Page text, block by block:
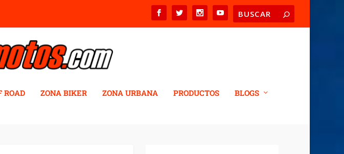
ROAD ZONA BIKER ZONA URBANA PRODUCTOS BLOGS